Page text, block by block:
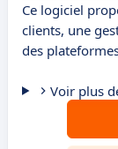
Ce logiciel
clients, une
des
Voir plus